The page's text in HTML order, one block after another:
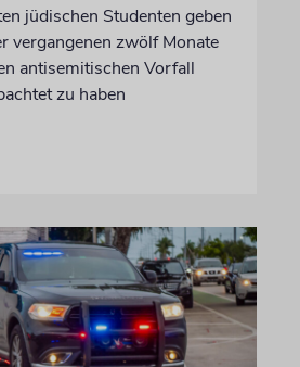
jüdischen Studenten geben
vergangenen zwölf Monate
antisemitischen Vorfall
zu haben